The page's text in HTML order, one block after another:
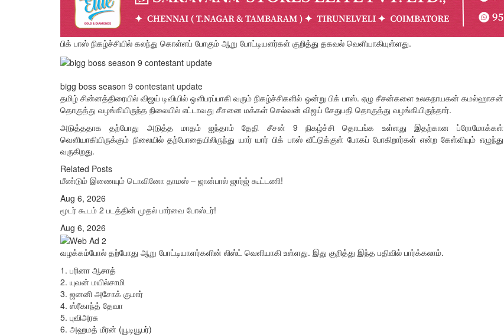
பிக் பாஸ் நிகழ்ச்சியில் கலந்து கொள்ளப் போகும் ஆறு போட்டியளர்கள் குறித்து தகவல் வெளியாகியுள்ளது.
bigg boss season 9 contestant update
தமிழ் சின்னத்திரையில் விஜய் டிவியில் ஒளிபரப்பாகி வரும் நிகழ்ச்சிகளில் ஒன்று பிக் பாஸ். ஏழு சீசன்களை உலகநாயகன் கமல்ஹாசன்
தொகுத்து வழங்கியிருந்த நிலையில் எட்டாவது சீசனை மக்கள் செல்வன் விஜய் சேதுபதி தொகுத்து வழங்கியிருந்தார்.
அடுத்ததாக தற்போது அடுத்த மாதம் ஐந்தாம் தேதி சீசன் 9 நிகழ்ச்சி தொடங்க உள்ளது இதற்கான ப்ரோமோக்கள்
வெளியாகியிருக்கும் நிலையில் தற்போதையிலிருந்து யார் யார் பிக் பாஸ் வீட்டுக்குள் போகப் போகிறார்கள் என்ற கேள்வியும் எழுந்து
வருகிறது.
Related Posts
மீண்டும் இணையும் டொவினோ தாமஸ் – ஜான்பால் ஜார்ஜ் கூட்டணி!
Aug 6, 2026
மூடர் கூடம் 2 படத்தின் முதல் பார்வை போஸ்டர்!
Aug 6, 2026
வழக்கம்போல் தற்போது ஆறு போட்டியாளர்களின் லிஸ்ட் வெளியாகி உள்ளது. இது குறித்து இந்த பதிவில் பார்க்கலாம்.
1. பரினா ஆசாத்
2. யுவன் மயில்சாமி
3. ஜனனி அசோக் குமார்
4. ஸ்ரீகாந்த் தேவா
5. புவிஅரசு
6. அஹமத் மீரன் (யூடியூபர்)